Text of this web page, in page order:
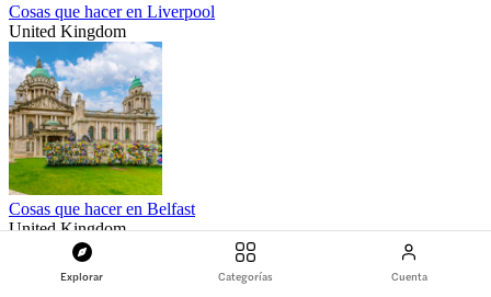
Explorar Categorías Cuenta
Cosas que hacer en Liverpool
United Kingdom
Cosas que hacer en Belfast
United Kingdom